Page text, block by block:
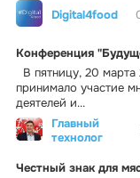
Digital4food
Конференция
В пятницу, 20
принимало участие
деятелей и...
Главный
технолог
Честный знак для